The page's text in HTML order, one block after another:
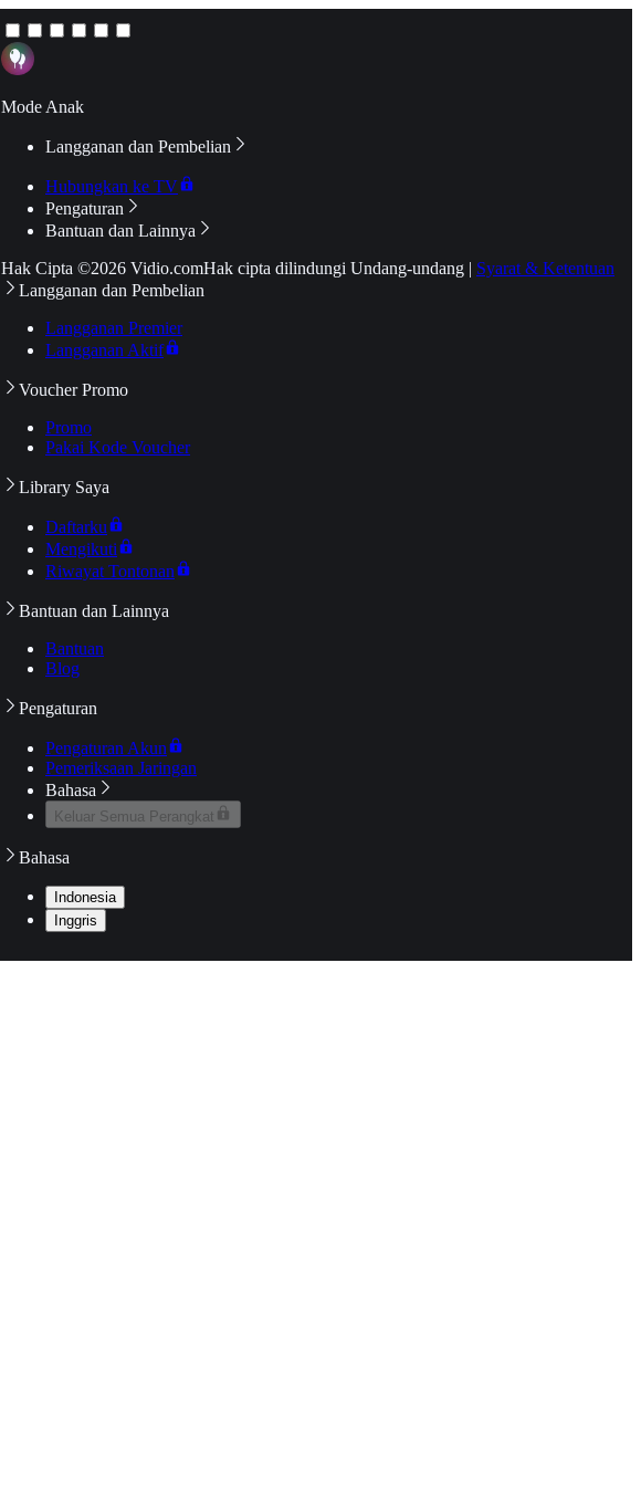
Mode Anak
Langganan dan Pembelian
Hubungkan ke TV
Pengaturan
Bantuan dan Lainnya
Hak Cipta ©2026 Vidio.comHak cipta dilindungi Undang-undang | Syarat & Ketentuan
Langganan dan Pembelian
Langganan Premier
Langganan Aktif
Voucher Promo
Promo
Pakai Kode Voucher
Library Saya
Daftarku
Mengikuti
Riwayat Tontonan
Bantuan dan Lainnya
Bantuan
Blog
Pengaturan
Pengaturan Akun
Pemeriksaan Jaringan
Bahasa
Keluar Semua Perangkat
Bahasa
Indonesia
Inggris